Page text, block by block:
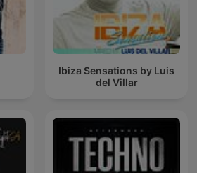
Ibiza Sensations by Luis
del Villar